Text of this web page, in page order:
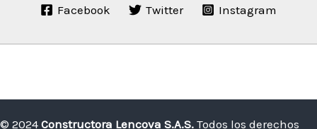
Facebook Twitter Instagram
© 2024 Constructora Lencova S.A.S. Todos los derechos